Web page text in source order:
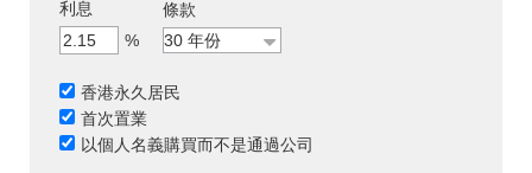
利息
%
條款
香港永久居民
首次置業
以個人名義購買而不是通過公司